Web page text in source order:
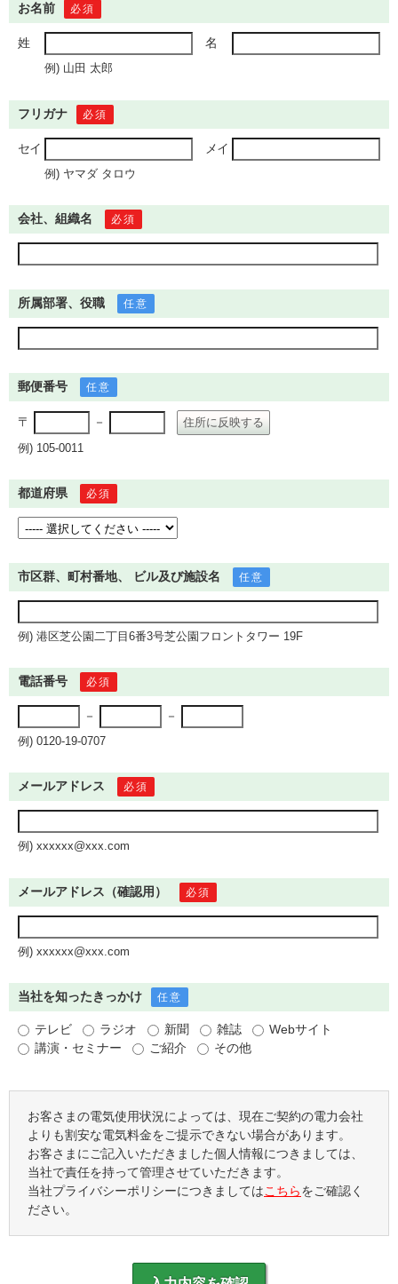
お名前 必須
姓 名
例) 山田 太郎
フリガナ 必須
セイ メイ
例) ヤマダ タロウ
会社、組織名 必須
所属部署、役職 任意
郵便番号 任意
〒 －
住所に反映する
例) 105-0011
都道府県 必須
市区群、町村番地、 ビル及び施設名 任意
例) 港区芝公園二丁目6番3号芝公園フロントタワー 19F
電話番号 必須
－ －
例) 0120-19-0707
メールアドレス 必須
例) xxxxxx@xxx.com
メールアドレス（確認用） 必須
例) xxxxxx@xxx.com
当社を知ったきっかけ 任意
テレビ ラジオ 新聞 雑誌
Webサイト
講演・セミナー
ご紹介 その他
お客さまの電気使用状況によっては、現在ご契約の電力会社
よりも割安な電気料金をご提示できない場合があります。
お客さまにご記入いただきました個人情報につきましては、
当社で責任を持って管理させていただきます。
当社プライバシーポリシーにつきましてはこちらをご確認く
ださい。